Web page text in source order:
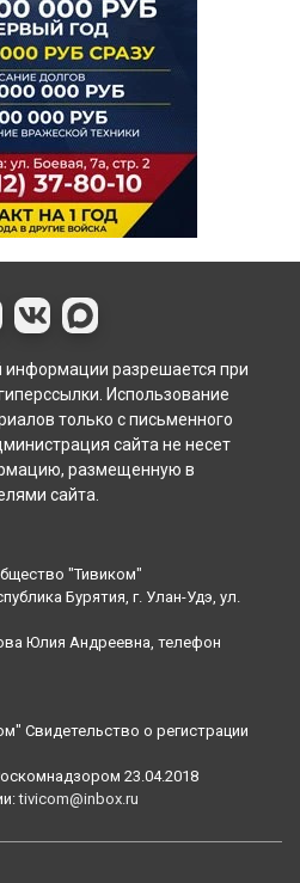
информации разрешается при
Использование
только с письменного
сайта не несет
размещенную в
сайта.
"Тивиком"
Бурятия, г. Улан-Удэ, ул.
Юлия Андреевна, телефон
Свидетельство о регистрации
23.04.2018
tivicom@inbox.ru